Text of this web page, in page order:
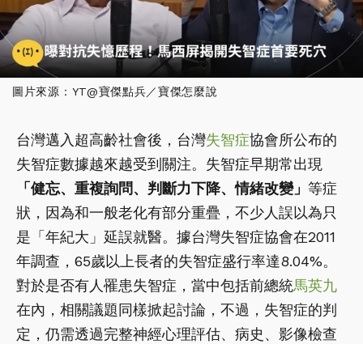
圖片來源：YT@寶傑點兵／寶傑怎麼說
台灣邁入超高齡社會後，台灣失智症協會所公布的
失智症數據越來越受到關注。失智症早期常出現
「健忘、重複詢問、判斷力下降、情緒改變」 等症
狀，因為和一般老化有部分重疊，不少人誤以為只
是「年紀大」延誤就醫。據台灣失智症協會在2011
年調查，65歲以上長者的失智症盛行率達8.04%。
對於是否有人罹患失智症，當中包括前總統馬英九
在內，相關議題同樣掀起討論，不過，失智症的判
定，仍需透過完整神經心理評估、病史、影像檢查